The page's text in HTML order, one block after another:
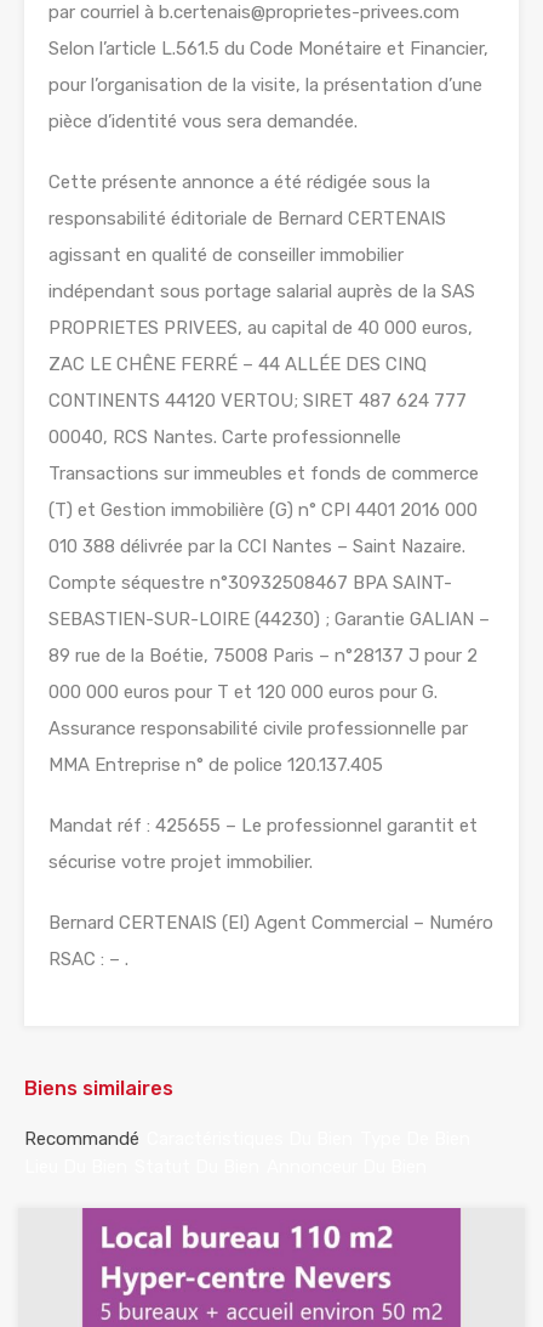
par courriel à b.certenais@proprietes-privees.com
Selon l’article L.561.5 du Code Monétaire et Financier,
pour l’organisation de la visite, la présentation d’une
pièce d’identité vous sera demandée.
Cette présente annonce a été rédigée sous la
responsabilité éditoriale de Bernard CERTENAIS
agissant en qualité de conseiller immobilier
indépendant sous portage salarial auprès de la SAS
PROPRIETES PRIVEES, au capital de 40 000 euros,
ZAC LE CHÊNE FERRÉ – 44 ALLÉE DES CINQ
CONTINENTS 44120 VERTOU; SIRET 487 624 777
00040, RCS Nantes. Carte professionnelle
Transactions sur immeubles et fonds de commerce
(T) et Gestion immobilière (G) n° CPI 4401 2016 000
010 388 délivrée par la CCI Nantes – Saint Nazaire.
Compte séquestre n°30932508467 BPA SAINT-
SEBASTIEN-SUR-LOIRE (44230) ; Garantie GALIAN –
89 rue de la Boétie, 75008 Paris – n°28137 J pour 2
000 000 euros pour T et 120 000 euros pour G.
Assurance responsabilité civile professionnelle par
MMA Entreprise n° de police 120.137.405
Mandat réf : 425655 – Le professionnel garantit et
sécurise votre projet immobilier.
Bernard CERTENAIS (EI) Agent Commercial – Numéro
RSAC : – .
Biens similaires
Recommandé